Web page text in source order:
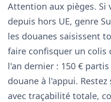
Attention aux pièges. Si
depuis hors UE, genre
les douanes saisissent
faire confisquer un colis
l'an dernier : 150 €
douane à l'appui.
avec traçabilité totale,